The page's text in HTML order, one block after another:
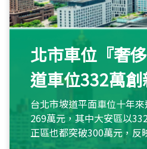
北市車位『奢
道車位332萬
台北市坡道平面車位十年
269萬元，其中大安區以
正區也都突破300萬元，反